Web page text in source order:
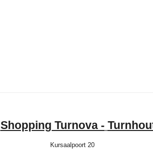
Shopping Turnova -
Kursaalpoort 20